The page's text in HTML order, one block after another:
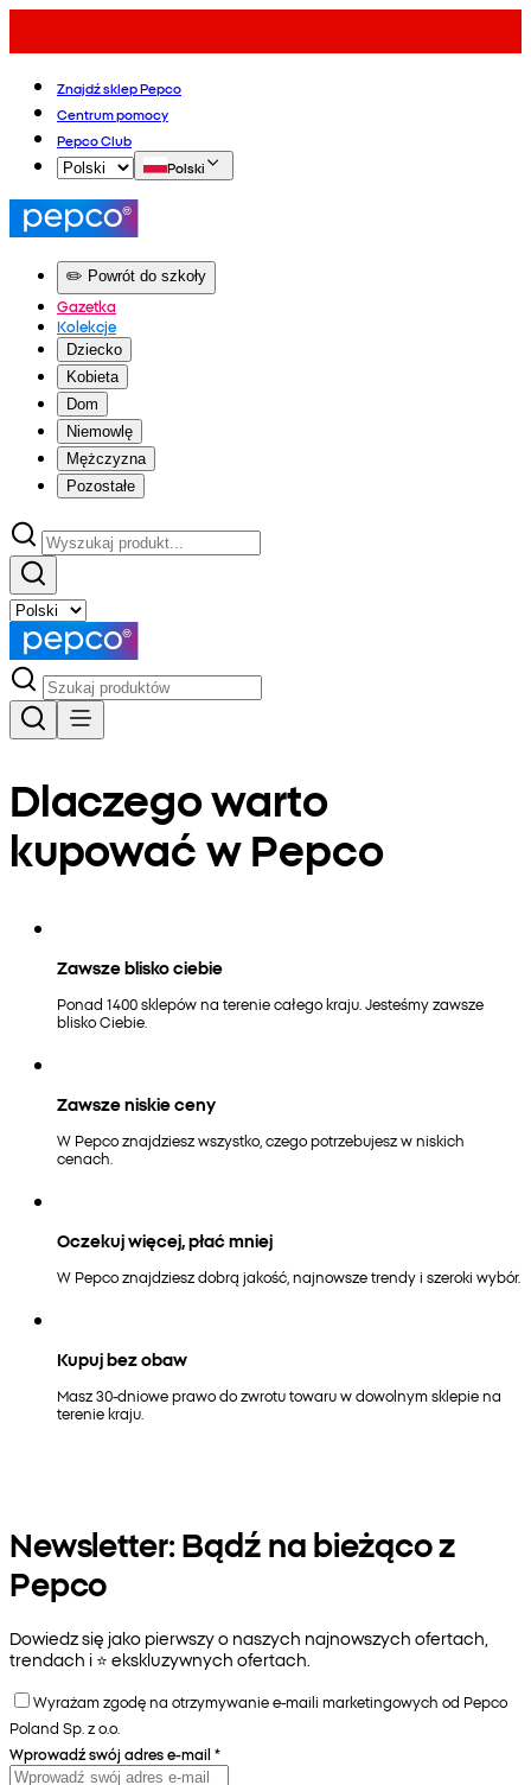
Znajdź sklep Pepco
Centrum pomocy
Pepco Club
Polski
✏️ Powrót do szkoły
Gazetka
Kolekcje
Dziecko
Kobieta
Dom
Niemowlę
Mężczyzna
Pozostałe
Dlaczego warto
kupować w Pepco
Zawsze blisko ciebie
Ponad 1400 sklepów na terenie całego kraju. Jesteśmy zawsze
blisko Ciebie.
Zawsze niskie ceny
W Pepco znajdziesz wszystko, czego potrzebujesz w niskich
cenach.
Oczekuj więcej, płać mniej
W Pepco znajdziesz dobrą jakość, najnowsze trendy i szeroki wybór.
Kupuj bez obaw
Masz 30-dniowe prawo do zwrotu towaru w dowolnym sklepie na
terenie kraju.
Newsletter: Bądź na bieżąco z
Pepco
Dowiedz się jako pierwszy o naszych najnowszych ofertach,
trendach i ⭐️ ekskluzywnych ofertach.
Wyrażam zgodę na otrzymywanie e-maili marketingowych od Pepco
Poland Sp. z o.o.
Wprowadź swój adres e-mail *